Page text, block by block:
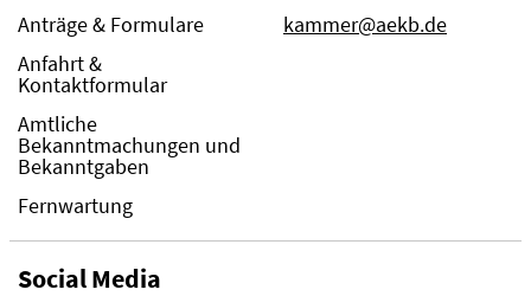
Anträge & Formulare
Anfahrt &
Kontaktformular
Amtliche
Bekanntmachungen und
Bekanntgaben
Fernwartung
kammer@aekb.de
Social Media